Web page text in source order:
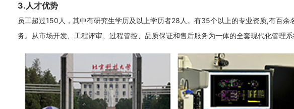
3.人才优势
员工超过150人，其中有研究生学历及以上学历者28人。有35个以上的专业资质,有百
务。从市场开发、工程评审、过程管控、品质保证和售后服务为一体的全套现代化管理